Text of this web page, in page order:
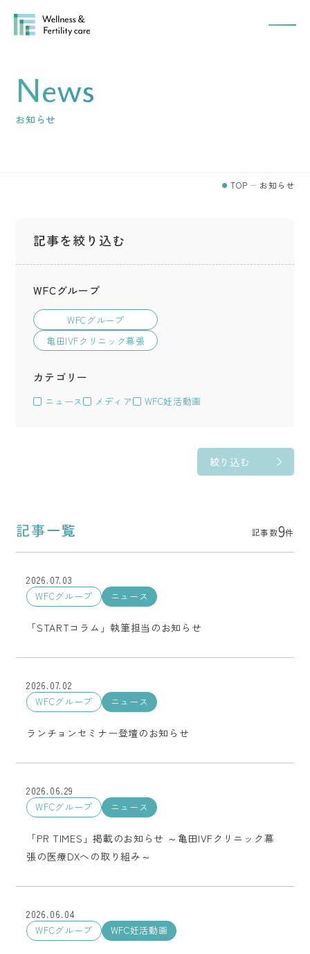
News
お知らせ
TOP お知らせ
記事を絞り込む
WFCグループ
亀田IVFクリニック幕張
ニュース メディア WFC妊活動画
記事一覧 記事数9件
2026.07.03
WFCグループ
ニュース
「STARTコラム」執筆担当のお知らせ
2026.07.02
WFCグループ
ニュース
ランチョンセミナー登壇のお知らせ
2026.06.29
WFCグループ
ニュース
「PR TIMES」掲載のお知らせ ～亀田IVFクリニック幕
張の医療DXへの取り組み～
2026.06.04
WFCグループ
WFC妊活動画